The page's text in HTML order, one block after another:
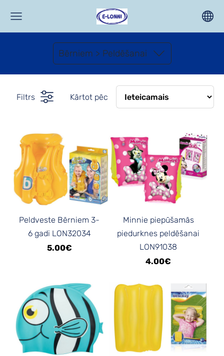
Bērniem > Peldēšanai
Filtrs Kārtot pēc
Peldveste Bērniem 3-
6 gadi LON32034
5.00€
Minnie piepūšamās
piedurknes peldēšanai
LON91038
4.00€